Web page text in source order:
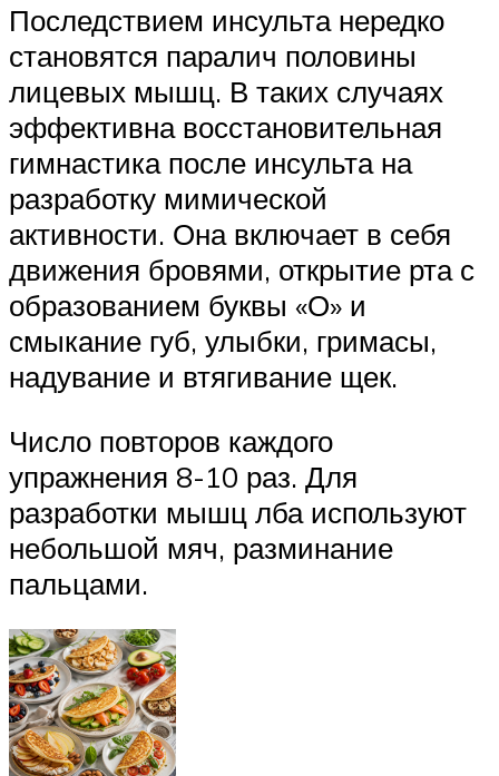
Последствием инсульта нередко
становятся паралич половины
лицевых мышц. В таких случаях
эффективна восстановительная
гимнастика после инсульта на
разработку мимической
активности. Она включает в себя
движения бровями, открытие рта с
образованием буквы «О» и
смыкание губ, улыбки, гримасы,
надувание и втягивание щек.
Число повторов каждого
упражнения 8-10 раз. Для
разработки мышц лба используют
небольшой мяч, разминание
пальцами.